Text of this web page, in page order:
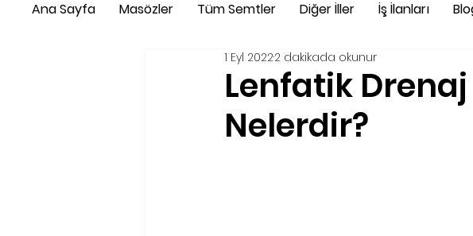
Ana Sayfa Masözler Tüm Semtler Diğer İller İş İlanları
Lenfatik Drenaj
Nelerdir?
1 Eyl 20222 dakikada okunur